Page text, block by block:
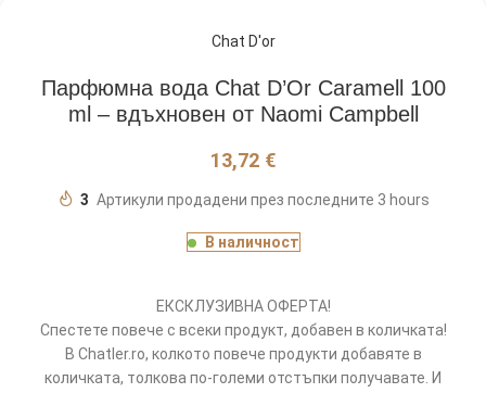
Chat D'or
Парфюмна вода Chat D’Or Caramell 100
ml – вдъхновен от Naomi Campbell
13,72 €
3 Артикули продадени през последните 3 hours
В наличност
ЕКСКЛУЗИВНА ОФЕРТА!
Спестете повече с всеки продукт, добавен в количката!
В Chatler.ro, колкото повече продукти добавяте в
количката, толкова по-големи отстъпки получавате. И